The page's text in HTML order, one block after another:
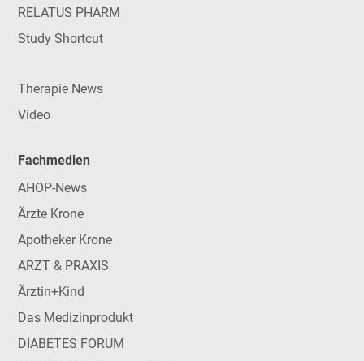
RELATUS PHARM
Study Shortcut
Therapie News
Video
Fachmedien
AHOP-News
Ärzte Krone
Apotheker Krone
ARZT & PRAXIS
Ärztin+Kind
Das Medizinprodukt
DIABETES FORUM